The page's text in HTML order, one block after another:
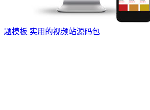
题模板 实用的视频站源码包